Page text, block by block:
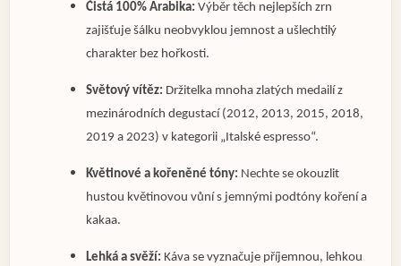
Čistá 100% Arabika: Výběr těch nejlepších zrn
zajišťuje šálku neobvyklou jemnost a ušlechtilý
charakter bez hořkosti.
Světový vítěz: Držitelka mnoha zlatých medailí z
mezinárodních degustací (2012, 2013, 2015, 2018,
2019 a 2023) v kategorii „Italské espresso“.
Květinové a kořeněné tóny: Nechte se okouzlit
hustou květinovou vůní s jemnými podtóny koření a
kakaa.
Lehká a svěží: Káva se vyznačuje příjemnou, lehkou